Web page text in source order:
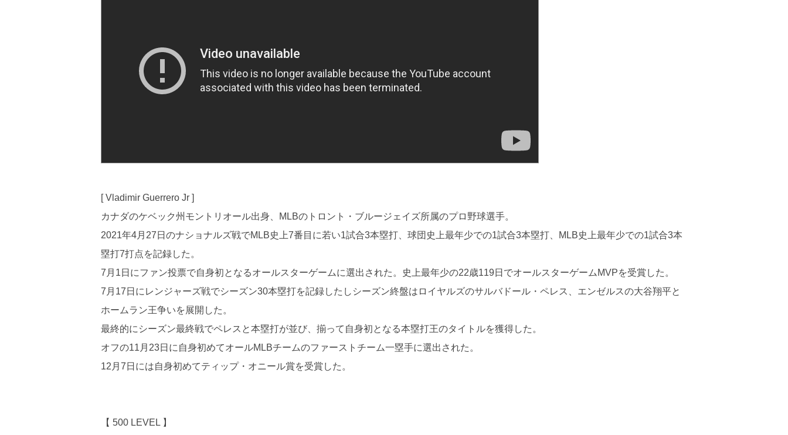
[ Vladimir Guerrero Jr ]
カナダのケベック州モントリオール出身、MLBのトロント・ブルージェイズ所属のプロ野球選手。
2021年4月27日のナショナルズ戦でMLB史上7番目に若い1試合3本塁打、球団史上最年少での1試合3本塁打、MLB史上最年少での1試合3本
塁打7打点を記録した。
7月1日にファン投票で自身初となるオールスターゲームに選出された。史上最年少の22歳119日でオールスターゲームMVPを受賞した。
7月17日にレンジャーズ戦でシーズン30本塁打を記録したしシーズン終盤はロイヤルズのサルバドール・ペレス、エンゼルスの大谷翔平と
ホームラン王争いを展開した。
最終的にシーズン最終戦でペレスと本塁打が並び、揃って自身初となる本塁打王のタイトルを獲得した。
オフの11月23日に自身初めてオールMLBチームのファーストチーム一塁手に選出された。
12月7日には自身初めてティップ・オニール賞を受賞した。
【 500 LEVEL 】